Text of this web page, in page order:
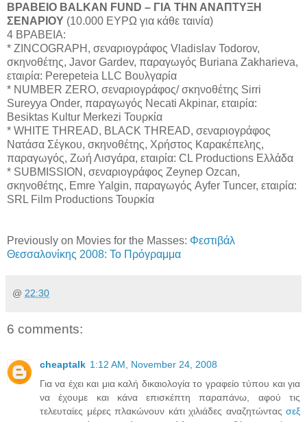
ΒΡΑΒΕΙΟ BALKAN FUND – ΓΙΑ ΤΗΝ ΑΝΑΠΤΥΞΗ
ΣΕΝΑΡΙΟΥ (10.000 ΕΥΡΩ για κάθε ταινία)
4 ΒΡΑΒΕΙΑ:
* ZINCOGRAPH, σεναριογράφος Vladislav Todorov,
σκηνοθέτης, Javor Gardev, παραγωγός Buriana Zakharieva,
εταιρία: Perepeteia LLC Βουλγαρία
* NUMBER ZERO, σεναριογράφος/ σκηνοθέτης Sirri
Sureyya Onder, παραγωγός Necati Akpinar, εταιρία:
Besiktas Kultur Merkezi Τουρκία
* WHITE THREAD, BLACK THREAD, σεναριογράφος
Νατάσα Σέγκου, σκηνοθέτης, Χρήστος Καρακέπελης,
παραγωγός, Ζωή Λισγάρα, εταιρία: CL Productions Ελλάδα
* SUBMISSION, σεναριογράφος Zeynep Ozcan,
σκηνοθέτης, Emre Yalgin, παραγωγός Ayfer Tuncer, εταιρία:
SRL Film Productions Τουρκία
Previously on Movies for the Masses: Φεστιβάλ
Θεσσαλονίκης 2008: Το Πρόγραμμα
@ 22:30
6 comments:
cheaptalk 1:12 AM, November 24, 2008
Για να έχει και μια καλή δικαιολογία το γραφείο τύπου και για
να έχουμε και κάνα επισκέπτη παραπάνω, αφού τις
τελευταίες μέρες πλακώνουν κάτι χιλιάδες αναζητώντας σεξ